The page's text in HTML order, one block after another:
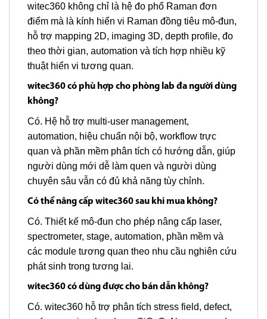
witec360 không chỉ là hệ đo phổ Raman đơn
điểm mà là kính hiển vi Raman đồng tiêu mô-đun,
hỗ trợ mapping 2D, imaging 3D, depth profile, đo
theo thời gian, automation và tích hợp nhiều kỹ
thuật hiển vi tương quan.
witec360 có phù hợp cho phòng lab đa người dùng
không?
Có. Hệ hỗ trợ multi-user management,
automation, hiệu chuẩn nội bộ, workflow trực
quan và phần mềm phân tích có hướng dẫn, giúp
người dùng mới dễ làm quen và người dùng
chuyên sâu vẫn có đủ khả năng tùy chỉnh.
Có thể nâng cấp witec360 sau khi mua không?
Có. Thiết kế mô-đun cho phép nâng cấp laser,
spectrometer, stage, automation, phần mềm và
các module tương quan theo nhu cầu nghiên cứu
phát sinh trong tương lai.
witec360 có dùng được cho bán dẫn không?
Có. witec360 hỗ trợ phân tích stress field, defect,